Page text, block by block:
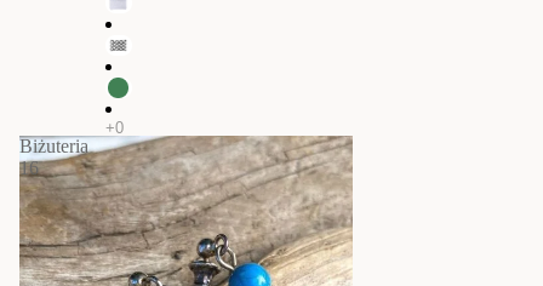
Biżuteria
16